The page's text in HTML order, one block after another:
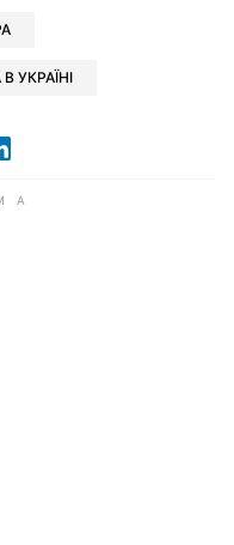
УКРАЇНІ
у X у Google news
у Viber
Читайте у LinkedIn